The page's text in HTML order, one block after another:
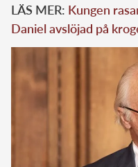
LÄS MER: Kungen
Daniel avslöjad på